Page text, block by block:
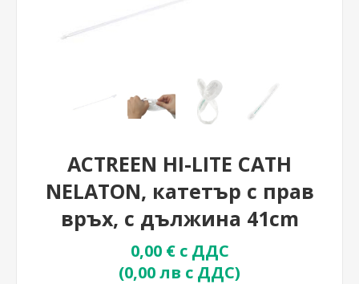
ACTREEN HI-LITE CATH
NELATON, катетър с прав
връх, с дължина 41cm
0,00 € с ДДС
(0,00 лв с ДДС)